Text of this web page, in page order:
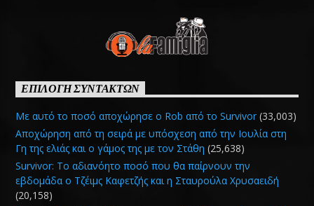
ΕΠΙΛΟΓΗ ΣΥΝΤΑΚΤΩΝ
Με αυτό το ποσό αποχώρησε ο Rob από το Survivor (33,003)
Αποχώρηση από τη σειρά με υπόσχεση από την Ιουλία στη
Γη της ελιάς και ο γάμος της με τον Στάθη (25,638)
Survivor: Το αδιανόητο ποσό που θα παίρνουν την
εβδομάδα ο Τζέιμς Καφετζής και η Σταυρούλα Χρυσαειδή
(20,158)